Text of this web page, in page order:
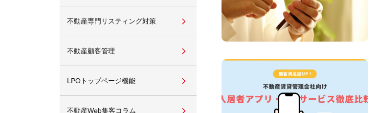
不動産専門リスティング対策
不動産顧客管理
LPOトップページ機能
不動産Web集客コラム